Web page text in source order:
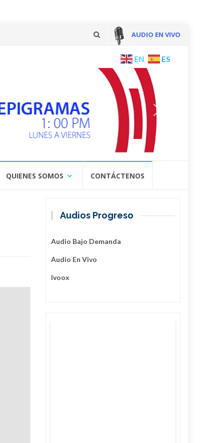
AUDIO EN VIVO
content
EN ES
QUIENES SOMOS CONTÁCTENOS
Audios Progreso
Audio Bajo Demanda
Audio En Vivo
Ivoox